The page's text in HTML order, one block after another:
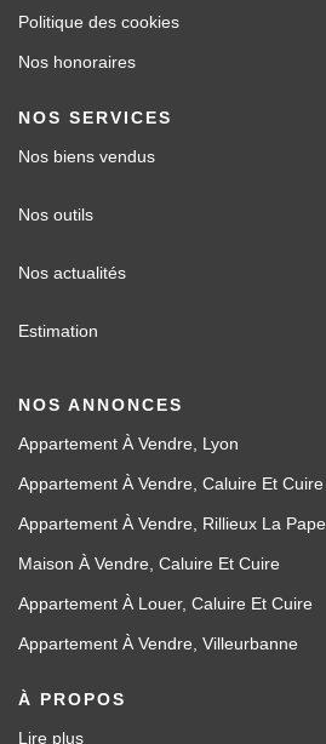
Politique des cookies
Nos honoraires
NOS SERVICES
Nos biens vendus
Nos outils
Nos actualités
Estimation
NOS ANNONCES
Appartement À Vendre, Lyon
Appartement À Vendre, Caluire Et Cuire
Appartement À Vendre, Rillieux La Pape
Maison À Vendre, Caluire Et Cuire
Appartement À Louer, Caluire Et Cuire
Appartement À Vendre, Villeurbanne
À PROPOS
Lire plus